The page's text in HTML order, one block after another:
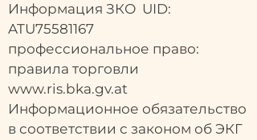
Информация ЗКО UID:
ATU75581167
профессиональное право:
правила торговли
www.ris.bka.gv.at
Информационное обязательство
в соответствии с законом об ЭКГ